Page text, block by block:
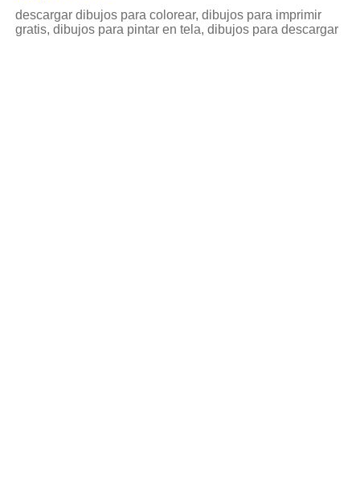
descargar dibujos para colorear, dibujos para imprimir
gratis, dibujos para pintar en tela, dibujos para descargar